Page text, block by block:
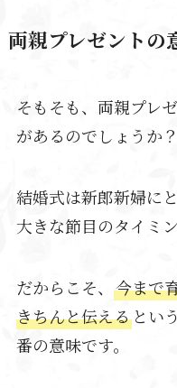
両親プレゼントの
そもそも、両親プレ
があるのでしょうか？
結婚式は新郎新婦に
大きな節目のタイミ
だからこそ、 今まで
きちんと伝えるとい
番の意味です。